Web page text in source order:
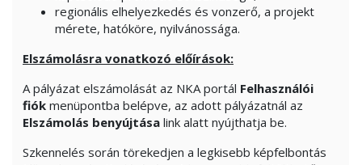
regionális elhelyezkedés és vonzerő, a projekt
mérete, hatóköre, nyilvánossága.
Elszámolásra vonatkozó előírások:
A pályázat elszámolását az NKA portál Felhasználói
fiók menüpontba belépve, az adott pályázatnál az
Elszámolás benyújtása link alatt nyújthatja be.
Szkennelés során törekedjen a legkisebb képfelbontás